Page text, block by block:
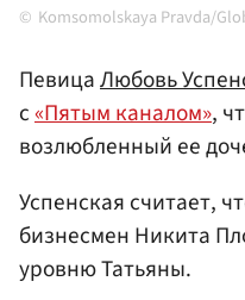
Komsomolskaya Pravda/
ПевицаЛюбовь
с«Пятым каналом»,
возлюбленный ее
Успенская считает,
бизнесмен Никита
уровню Татьяны.